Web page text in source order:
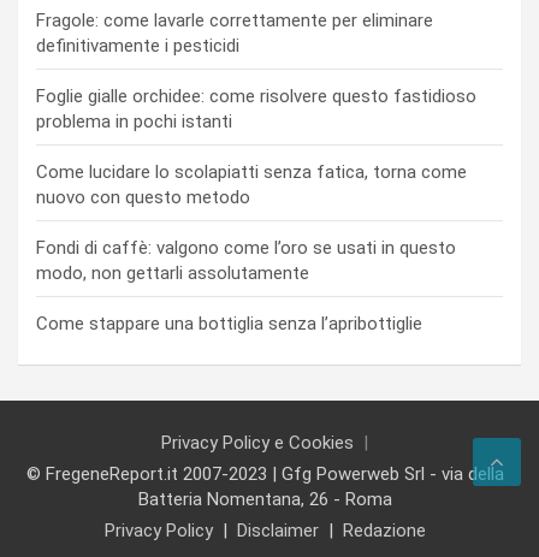
Fragole: come lavarle correttamente per eliminare
definitivamente i pesticidi
Foglie gialle orchidee: come risolvere questo fastidioso
problema in pochi istanti
Come lucidare lo scolapiatti senza fatica, torna come
nuovo con questo metodo
Fondi di caffè: valgono come l’oro se usati in questo
modo, non gettarli assolutamente
Come stappare una bottiglia senza l’apribottiglie
Privacy Policy e Cookies
© FregeneReport.it 2007-2023 | Gfg Powerweb Srl - via della
Batteria Nomentana, 26 - Roma
Privacy Policy
Disclaimer Redazione